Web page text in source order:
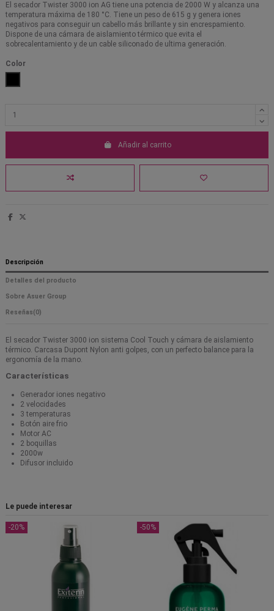
El secador Twister 3000 ion AG tiene una potencia de 2000 W y alcanza una
temperatura máxima de 180 °C. Tiene un peso de 615 g y genera iones
negativos para conseguir un cabello más brillante y sin encrespamiento.
Dispone de una cámara de aislamiento térmico que evita el
sobrecalentamiento y de un cable siliconado de ultima generación.
Color
Añadir al carrito
Descripción
Detalles del producto
Sobre Asuer Group
Reseñas(0)
El secador Twister 3000 ion sistema Cool Touch y cámara de aislamiento
térmico. Carcasa Dupont Nylon anti golpes, con un perfecto balance para la
ergonomía de la mano.
Características
Generador iones negativo
2 velocidades
3 temperaturas
Botón aire frio
Motor AC
2 boquillas
2000w
Difusor incluido
Le puede interesar
-20% -50%